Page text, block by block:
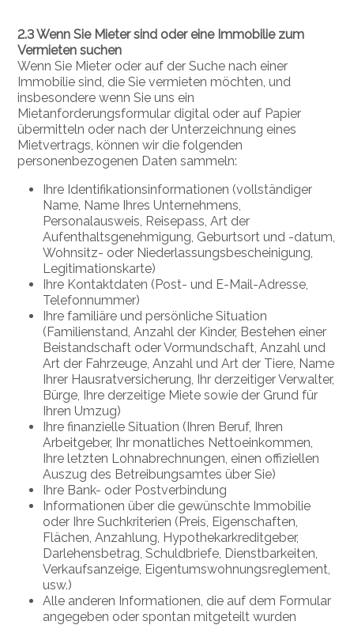
2.3 Wenn Sie Mieter sind oder eine Immobilie zum
Vermieten suchen
Wenn Sie Mieter oder auf der Suche nach einer
Immobilie sind, die Sie vermieten möchten, und
insbesondere wenn Sie uns ein
Mietanforderungsformular digital oder auf Papier
übermitteln oder nach der Unterzeichnung eines
Mietvertrags, können wir die folgenden
personenbezogenen Daten sammeln:
Ihre Identifikationsinformationen (vollständiger
Name, Name Ihres Unternehmens,
Personalausweis, Reisepass, Art der
Aufenthaltsgenehmigung, Geburtsort und -datum,
Wohnsitz- oder Niederlassungsbescheinigung,
Legitimationskarte)
Ihre Kontaktdaten (Post- und E-Mail-Adresse,
Telefonnummer)
Ihre familiäre und persönliche Situation
(Familienstand, Anzahl der Kinder, Bestehen einer
Beistandschaft oder Vormundschaft, Anzahl und
Art der Fahrzeuge, Anzahl und Art der Tiere, Name
Ihrer Hausratversicherung, Ihr derzeitiger Verwalter,
Bürge, Ihre derzeitige Miete sowie der Grund für
Ihren Umzug)
Ihre finanzielle Situation (Ihren Beruf, Ihren
Arbeitgeber, Ihr monatliches Nettoeinkommen,
Ihre letzten Lohnabrechnungen, einen offiziellen
Auszug des Betreibungsamtes über Sie)
Ihre Bank- oder Postverbindung
Informationen über die gewünschte Immobilie
oder Ihre Suchkriterien (Preis, Eigenschaften,
Flächen, Anzahlung, Hypothekarkreditgeber,
Darlehensbetrag, Schuldbriefe, Dienstbarkeiten,
Verkaufsanzeige, Eigentumswohnungsreglement,
usw.)
Alle anderen Informationen, die auf dem Formular
angegeben oder spontan mitgeteilt wurden